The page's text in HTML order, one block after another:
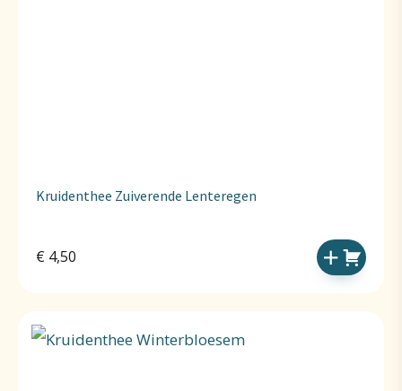
Kruidenthee Zuiverende Lenteregen
€ 4,50